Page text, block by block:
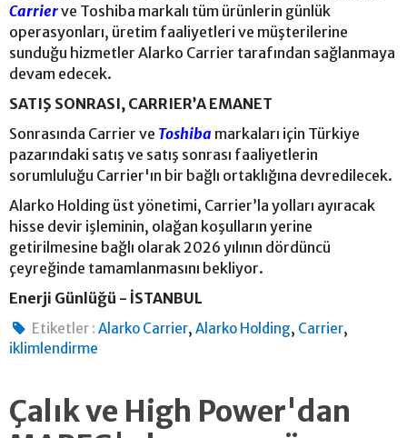
Carrierve Toshiba markalı tüm ürünlerin günlük
operasyonları, üretim faaliyetleri ve müşterilerine
sunduğu hizmetler Alarko Carrier tarafından sağlanmaya
devam edecek.
SATIŞ SONRASI, CARRIER’A EMANET
Sonrasında Carrier ve Toshiba markaları için Türkiye
pazarındaki satış ve satış sonrası faaliyetlerin
sorumluluğu Carrier'ın bir bağlı ortaklığına devredilecek.
Alarko Holding üst yönetimi, Carrier’la yolları ayıracak
hisse devir işleminin, olağan koşulların yerine
getirilmesine bağlı olarak 2026 yılının dördüncü
çeyreğinde tamamlanmasını bekliyor.
Enerji Günlüğü - İSTANBUL
Etiketler : Alarko Carrier,Alarko Holding, Carrier,
iklimlendirme
Çalık ve High Power'dan